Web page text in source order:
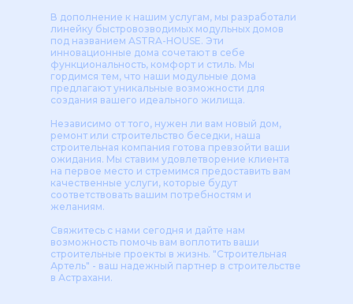
В дополнение к нашим услугам, мы разработали
линейку быстровозводимых модульных домов
под названием ASTRA-HOUSE. Эти
инновационные дома сочетают в себе
функциональность, комфорт и стиль. Мы
гордимся тем, что наши модульные дома
предлагают уникальные возможности для
создания вашего идеального жилища.
Независимо от того, нужен ли вам новый дом,
ремонт или строительство беседки, наша
строительная компания готова превзойти ваши
ожидания. Мы ставим удовлетворение клиента
на первое место и стремимся предоставить вам
качественные услуги, которые будут
соответствовать вашим потребностям и
желаниям.
Свяжитесь с нами сегодня и дайте нам
возможность помочь вам воплотить ваши
строительные проекты в жизнь. "Строительная
Артель" - ваш надежный партнер в строительстве
в Астрахани.